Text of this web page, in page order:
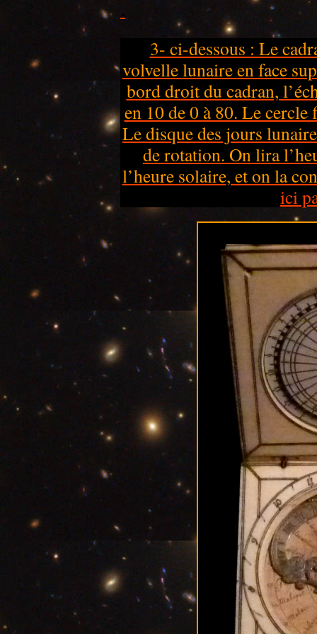
3- ci-dessous : Le
volvelle lunaire en face
bord droit du cadran,
en 10 de 0 à 80. Le
Le disque des jours
de rotation. On lira
l’heure solaire, et on la
ici